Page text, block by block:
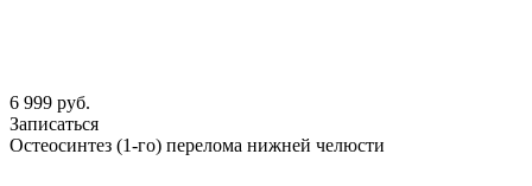
6 999 руб.
Записаться
Остеосинтез (1-го) перелома нижней челюсти